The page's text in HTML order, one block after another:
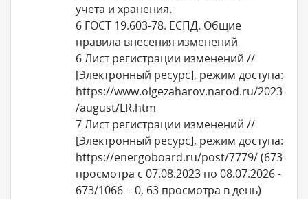
учета и хранения.
6 ГОСТ 19.603-78. ЕСПД. Общие
правила внесения изменений
6 Лист регистрации изменений //
[Электронный ресурс], режим доступа:
https://www.olgezaharov.narod.ru/2023
/august/LR.htm
7 Лист регистрации изменений //
[Электронный ресурс], режим доступа:
https://energoboard.ru/post/7779/ (673
просмотра с 07.08.2023 по 08.07.2026 -
673/1066 = 0, 63 просмотра в день)